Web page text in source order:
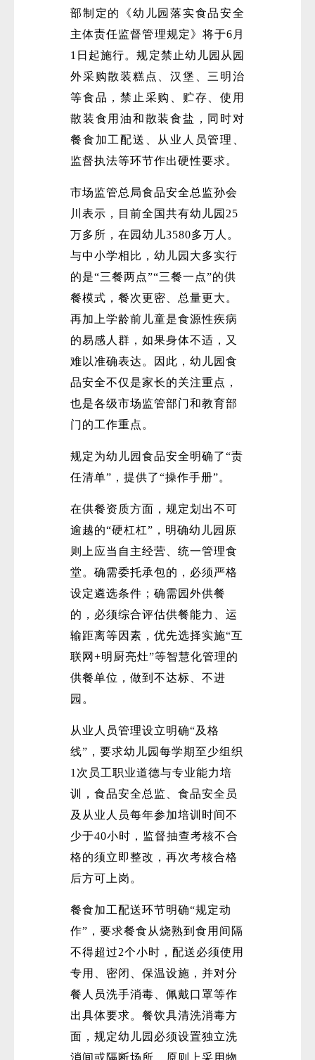
部制定的《幼儿园落实食品安全
主体责任监督管理规定》将于6月
1日起施行。规定禁止幼儿园从园
外采购散装糕点、汉堡、三明治
等食品，禁止采购、贮存、使用
散装食用油和散装食盐，同时对
餐食加工配送、从业人员管理、
监督执法等环节作出硬性要求。
市场监管总局食品安全总监孙会
川表示，目前全国共有幼儿园25
万多所，在园幼儿3580多万人。
与中小学相比，幼儿园大多实行
的是“三餐两点”“三餐一点”的供
餐模式，餐次更密、总量更大。
再加上学龄前儿童是食源性疾病
的易感人群，如果身体不适，又
难以准确表达。因此，幼儿园食
品安全不仅是家长的关注重点，
也是各级市场监管部门和教育部
门的工作重点。
规定为幼儿园食品安全明确了“责
任清单”，提供了“操作手册”。
在供餐资质方面，规定划出不可
逾越的“硬杠杠”，明确幼儿园原
则上应当自主经营、统一管理食
堂。确需委托承包的，必须严格
设定遴选条件；确需园外供餐
的，必须综合评估供餐能力、运
输距离等因素，优先选择实施“互
联网+明厨亮灶”等智慧化管理的
供餐单位，做到不达标、不进
园。
从业人员管理设立明确“及格
线”，要求幼儿园每学期至少组织
1次员工职业道德与专业能力培
训，食品安全总监、食品安全员
及从业人员每年参加培训时间不
少于40小时，监督抽查考核不合
格的须立即整改，再次考核合格
后方可上岗。
餐食加工配送环节明确“规定动
作”，要求餐食从烧熟到食用间隔
不得超过2个小时，配送必须使用
专用、密闭、保温设施，并对分
餐人员洗手消毒、佩戴口罩等作
出具体要求。餐饮具清洗消毒方
面，规定幼儿园必须设置独立洗